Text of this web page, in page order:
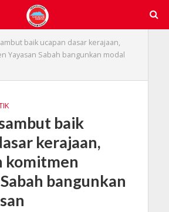
baik ucapan dasar kerajaan,
Yayasan Sabah bangunkan modal
baik
kerajaan,
komitmen
bangunkan